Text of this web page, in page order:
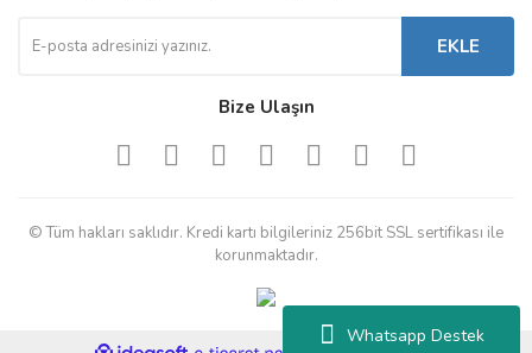
Whatsapp Destek
EKLE
Bize Ulaşın
© Tüm hakları saklıdır. Kredi kartı bilgileriniz 256bit SSL sertifikası ile
korunmaktadır.